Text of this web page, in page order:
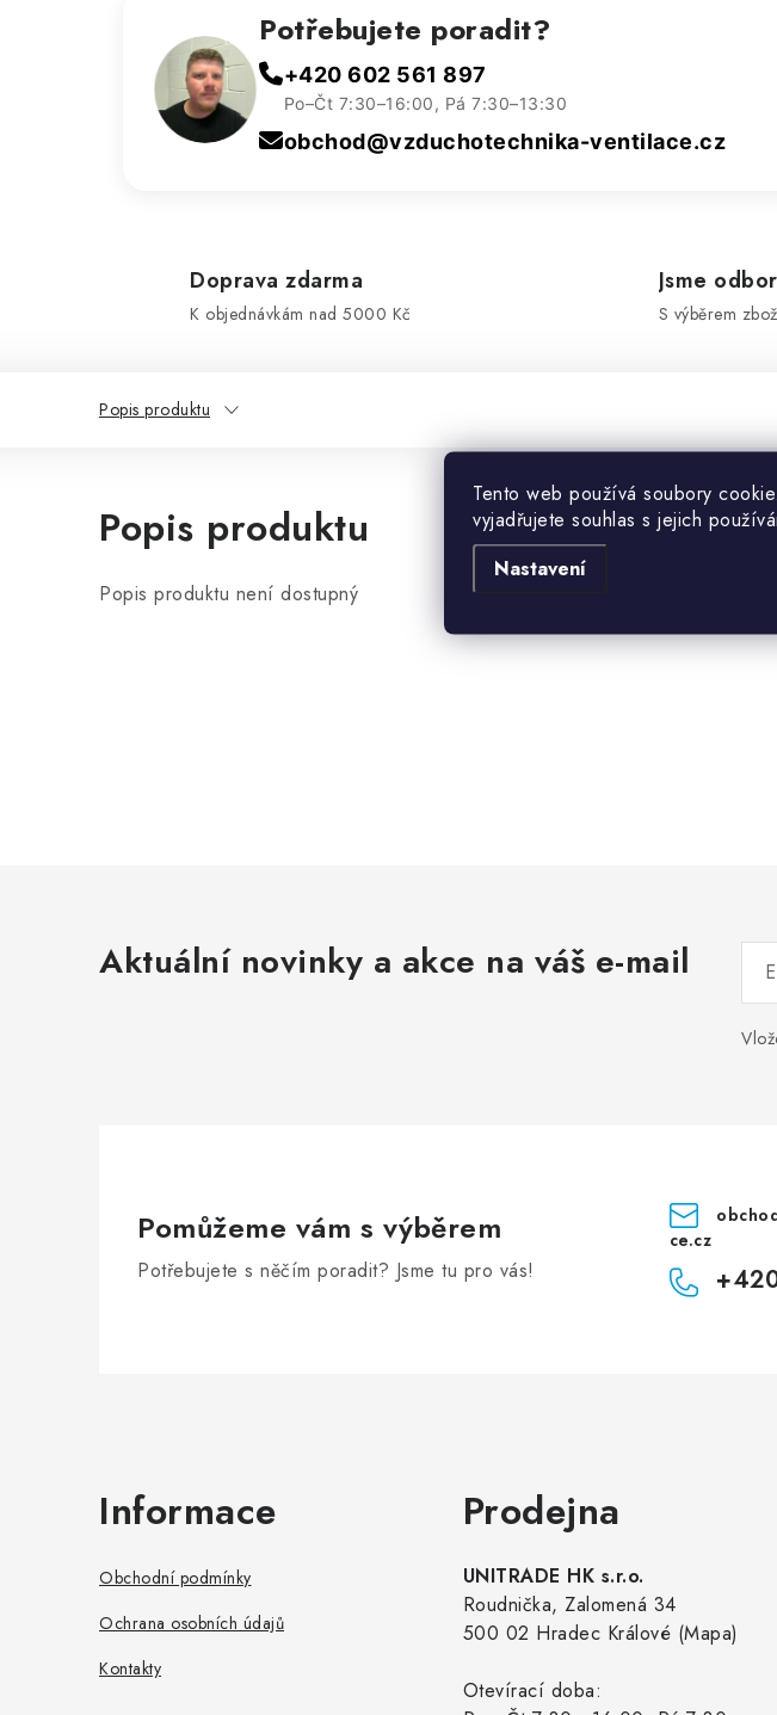
Tento web používá soubory
vyjadřujete souhlas s jejich
Nastavení
Potřebujete poradit?
+420 602 561 897
Po–Čt 7:30–16:00, Pá 7:30–13:30
obchod@vzduchotechnika-ventilace.cz
Doprava zdarma
K objednávkám nad 5000 Kč
Jsme
S výběrem
Popis produktu
Popis produktu
Popis produktu není dostupný
Aktuální novinky a akce na váš e-mail
Pomůžeme vám s výběrem
Potřebujete s něčím poradit? Jsme tu pro vás!
ce.cz
Informace
Obchodní podmínky
Ochrana osobních údajů
Kontakty
Prodejna
UNITRADE HK s.r.o.
Roudnička, Zalomená 34
500 02 Hradec Králové (Mapa)
Otevírací doba: